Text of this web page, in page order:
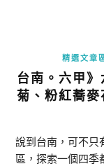
精選文章
台南。六甲
菊、粉紅蕎
說到台南，可不只
區，探索一個四季